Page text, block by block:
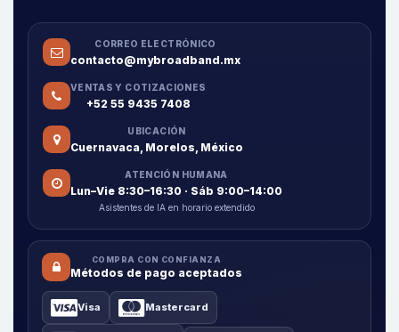
CORREO ELECTRÓNICO
contacto@mybroadband.mx
VENTAS Y COTIZACIONES
+52 55 9435 7408
UBICACIÓN
Cuernavaca, Morelos, México
ATENCIÓN HUMANA
Lun–Vie 8:30–16:30 · Sáb 9:00–14:00
Asistentes de IA en horario extendido
COMPRA CON CONFIANZA
Métodos de pago aceptados
Visa Mastercard